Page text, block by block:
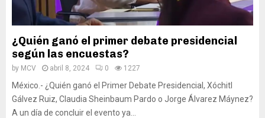
¿Quién ganó el primer debate presidencial
según las encuestas?
by MCV abril 8, 2024 0 1227
México.- ¿Quién ganó el Primer Debate Presidencial, Xóchitl
Gálvez Ruiz, Claudia Sheinbaum Pardo o Jorge Álvarez Máynez?
A un día de concluir el evento ya...